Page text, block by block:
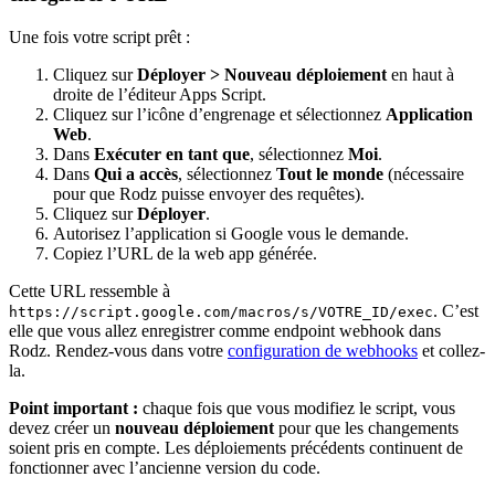
Une fois votre script prêt :
Cliquez surDéployer > Nouveau déploiement en haut à
droite de l’éditeur Apps Script.
Cliquez sur l’icône d’engrenage et sélectionnez Application
Web.
Dans Exécuter en tant que, sélectionnez Moi.
Dans Qui a accès, sélectionnez Tout le monde (nécessaire
pour que Rodz puisse envoyer des requêtes).
Cliquez surDéployer.
Autorisez l’application si Google vous le demande.
Copiez l’URL de la web app générée.
Cette URL ressemble à
https://script.google.com/macros/s/VOTRE_ID/exec. C’est
elle que vous allez enregistrer comme endpoint webhook dans
Rodz. Rendez-vous dans votre configuration de webhooks et collez-
la.
Point important : chaque fois que vous modifiez le script, vous
devez créer un nouveau déploiement pour que les changements
soient pris en compte. Les déploiements précédents continuent de
fonctionner avec l’ancienne version du code.